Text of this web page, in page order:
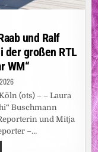
und Ralf
der großen RTL
WM“
(ots) – – Laura
Buschmann
und Mitja
–…